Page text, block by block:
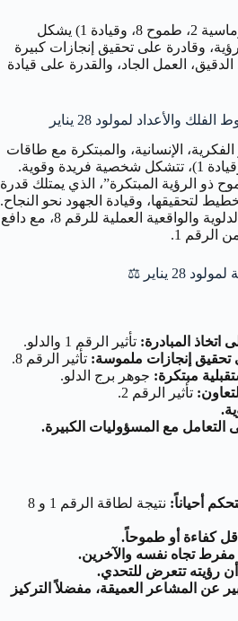
إن اجتماع هذه الطاقات (دبلوماسية 2، طموح 8، وقيادة 1) يشكل
وقادرة على تحقيق إنجازات كبيرة
العمل الجاد، والقدرة على قيادة
والأعداد لمولود 28 يناير
الإنسانية، والمبتكرة مع طاقات
الرقم 28 (تعاون 2، إنجاز 8، وقيادة 1)، تتشكل شخصية فريدة وقوية.
الطموح ذو الرؤية المبتكرة”، الذي يمتلك قدرة
لتحقيقها، وقيادة الجهود نحو النجاح.
هو شخص يجمع بين المثالية الدلوية والواقعية العملية للرقم 8، مع دافع
الرقم 1.
28 يناير ⚖️
اتخاذ المبادرة: تأثير الرقم 1 والدلو.
إنجازات ملموسة: تأثير الرقم 8.
مبتكرة: جوهر برج الدلو.
تأثير الرقم 2.
التعامل مع المسؤوليات الكبيرة.
أحياناً:
نتيجة لطاقة الرقم 1 و 8
كفاءة أو طموحاً.
تجاه نفسه والآخرين.
أن رؤيته تتعرض للتحدي.
عن المشاعر العميقة، مفضلاً التركيز